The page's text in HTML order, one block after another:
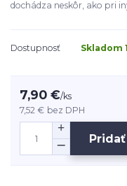
dochádza neskôr, ako pri
Dostupnosť Skladom
7,90 €/ks
7,52 € bez DPH